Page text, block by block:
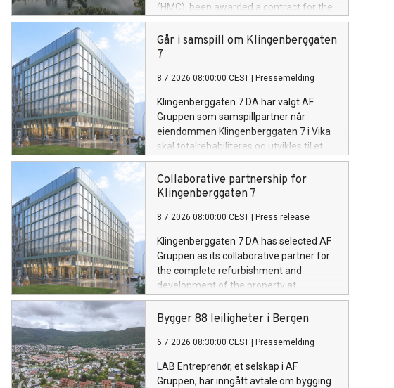
(HMC), been awarded a contract for the
engineering, preparation, removal &
disposal (EPRD) of a North Sea platform
on the UK Continental Shelf. This marks
consortium within a short timeframe.
Går i samspill om Klingenberggaten
7
8.7.2026 08:00:00 CEST Pressemelding
Klingenberggaten 7 DA har valgt AF
Gruppen som samspillpartner når
eiendommen Klingenberggaten 7 i Vika
skal totalrehabiliteres og utvikles til et
nytt kontorkonsept. Prosjektet profileres
som SYV, med ambisjon om å skape et
moderne næringsbygg med svært høye
Collaborative partnership for
Klingenberggaten 7
8.7.2026 08:00:00 CEST Press release
Klingenberggaten 7 DA has selected AF
Gruppen as its collaborative partner for
the complete refurbishment and
development of the property at
Klingenberggaten 7 in Vika into a new
office concept. The project will be
creating a modern commercial building
quality, flexibility and sustainability.
Bygger 88 leiligheter i Bergen
6.7.2026 08:30:00 CEST Pressemelding
LAB Entreprenør, et selskap i AF
Gruppen, har inngått avtale om bygging